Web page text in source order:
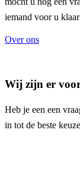
iemand voor u
Over ons
Wij zijn er
Heb je een een
in tot de beste